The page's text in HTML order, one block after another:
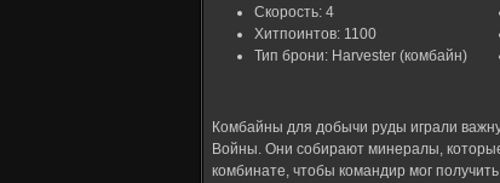
Скорость: 4
Хитпоинтов: 1100
Тип брони: Harvester (комбайн)
Комбайны для добычи руды играли
Войны. Они собирают минералы,
комбинате, чтобы командир мог